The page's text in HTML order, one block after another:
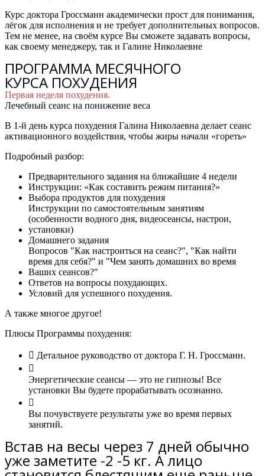
Курс доктора Гроссманн академически прост для понимания,
лёгок для исполнения и не требует дополнительных вопросов.
Тем не менее, на своём курсе Вы сможете задавать вопросы,
как своему менеджеру, так и Галине Николаевне
ПРОГРАММА МЕСЯЧНОГО
КУРСА ПОХУДЕНИЯ
Первая неделя похудения.
Лечебный сеанс на понижение веса
В 1-й день курса похудения Галина Николаевна делает сеанс
активационного воздействия, чтобы жиры начали «гореть»
Подробный разбор:
Предварительного задания на ближайшие 4 недели
Инструкции: «Как составить режим питания?»
Выбора продуктов для похудения
Инструкции по самостоятельным занятиям
(особенности водного дня, видеосеансы, настрои,
установки)
Домашнего задания
Вопросов "Как настроиться на сеанс?", "Как найти
время для себя?" и "Чем занять домашних во время
Ваших сеансов?"
Ответов на вопросы похудающих.
Условий для успешного похудения.
А также многое другое!
Плюсы Программы похудения:
Детальное руководство от доктора Г. Н. Гроссманн.
Энергетические сеансы — это не гипнозы! Все
установки Вы будете прорабатывать осознанно.
Вы почувствуете результаты уже во время первых
занятий.
Встав на весы через 7 дней обычно
уже заметите -2 -5 кг. А лицо